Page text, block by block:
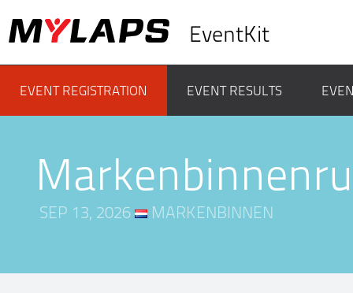
EventKit
EVENT REGISTRATION EVENT RESULTS
SEP 13, 2026 MARKENBINNEN